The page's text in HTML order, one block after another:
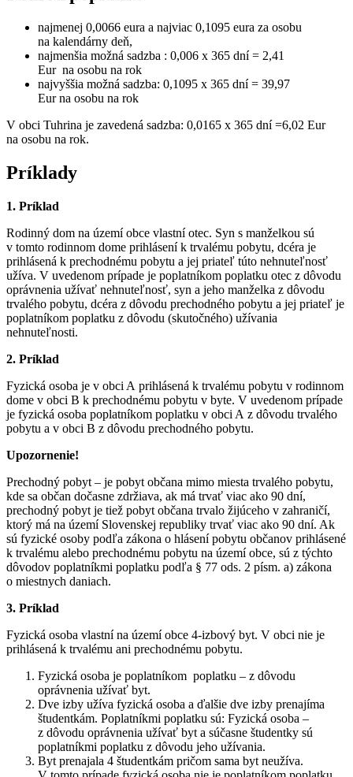
najmenej 0,0066 eura a najviac 0,1095 eura za osobu
na kalendárny deň,
najmenšia možná sadzba : 0,006 x 365 dní = 2,41
Eur na osobu na rok
najvyššia možná sadzba: 0,1095 x 365 dní = 39,97
Eur na osobu na rok
V obci Tuhrina je zavedená sadzba: 0,0165 x 365 dní =6,02 Eur
na osobu na rok.
Príklady
1. Príklad
Rodinný dom na území obce vlastní otec. Syn s manželkou sú
v tomto rodinnom dome prihlásení k trvalému pobytu, dcéra je
prihlásená k prechodnému pobytu a jej priateľ túto nehnuteľnosť
užíva. V uvedenom prípade je poplatníkom poplatku otec z dôvodu
oprávnenia užívať nehnuteľnosť, syn a jeho manželka z dôvodu
trvalého pobytu, dcéra z dôvodu prechodného pobytu a jej priateľ je
poplatníkom poplatku z dôvodu (skutočného) užívania
nehnuteľnosti.
2. Príklad
Fyzická osoba je v obci A prihlásená k trvalému pobytu v rodinnom
dome v obci B k prechodnému pobytu v byte. V uvedenom prípade
je fyzická osoba poplatníkom poplatku v obci A z dôvodu trvalého
pobytu a v obci B z dôvodu prechodného pobytu.
Upozornenie!
Prechodný pobyt – je pobyt občana mimo miesta trvalého pobytu,
kde sa občan dočasne zdržiava, ak má trvať viac ako 90 dní,
prechodný pobyt je tiež pobyt občana trvalo žijúceho v zahraničí,
ktorý má na území Slovenskej republiky trvať viac ako 90 dní. Ak
sú fyzické osoby podľa zákona o hlásení pobytu občanov prihlásené
k trvalému alebo prechodnému pobytu na území obce, sú z týchto
dôvodov poplatníkmi poplatku podľa § 77 ods. 2 písm. a) zákona
o miestnych daniach.
3. Príklad
Fyzická osoba vlastní na území obce 4-izbový byt. V obci nie je
prihlásená k trvalému ani prechodnému pobytu.
Fyzická osoba je poplatníkom poplatku – z dôvodu
oprávnenia užívať byt.
Dve izby užíva fyzická osoba a ďalšie dve izby prenajíma
študentkám. Poplatníkmi poplatku sú: Fyzická osoba –
z dôvodu oprávnenia užívať byt a súčasne študentky sú
poplatníkmi poplatku z dôvodu jeho užívania.
Byt prenajala 4 študentkám pričom sama byt neužíva.